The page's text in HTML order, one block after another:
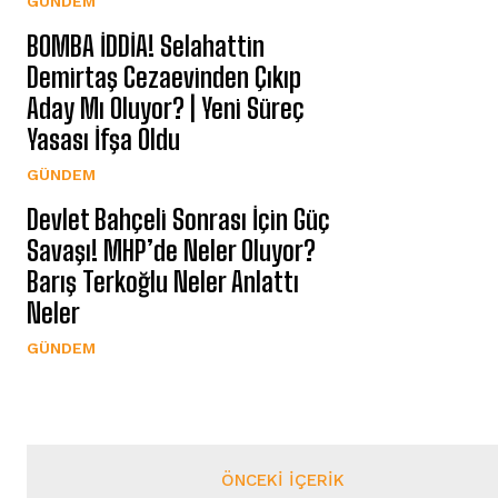
BOMBA İDDİA! Selahattin
Demirtaş Cezaevinden Çıkıp
Aday Mı Oluyor? | Yeni Süreç
Yasası İfşa Oldu
GÜNDEM
Devlet Bahçeli Sonrası İçin Güç
Savaşı! MHP’de Neler Oluyor?
Barış Terkoğlu Neler Anlattı
Neler
GÜNDEM
ÖNCEKI İÇERIK